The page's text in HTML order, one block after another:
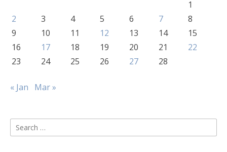
1
2
3 4 5 6 7
8
9
10 11 12 13 14
15
16
17 18 19 20 21
22
23
24 25 26 27 28
« Jan Mar »
Search
for: